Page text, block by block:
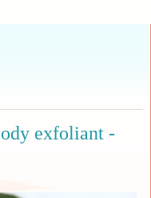
exfoliant -